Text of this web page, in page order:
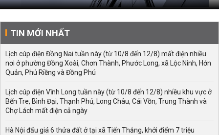
TIN MỚI NHẤT
Lịch cúp điện Đồng Nai tuần này (từ 10/8 đến 12/8) mất điện nhiều
nơi ở phường Đồng Xoài, Chơn Thành, Phước Long, xã Lộc Ninh, Hớn
Quản, Phú Riềng và Đồng Phú
Lịch cúp điện Vĩnh Long tuần này (từ 10/8 đến 12/8) nhiều khu vực ở
Bến Tre, Bình Đại, Thạnh Phú, Long Châu, Cái Vồn, Trung Thành và
Chợ Lách mất điện cả ngày
Hà Nội đấu giá 6 thửa đất ở tại xã Tiến Thắng, khởi điểm 7 triệu